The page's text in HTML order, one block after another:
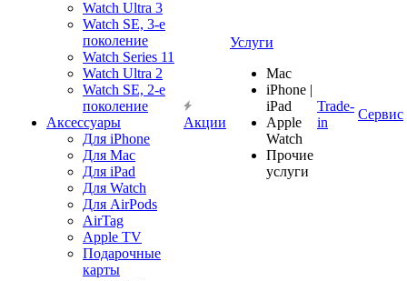
Watch Ultra 3
Watch SE, 3-е
поколение
Watch Series 11
Watch Ultra 2
Watch SE, 2-е
поколение
Аксессуары
Для iPhone
Для Mac
Для iPad
Для Watch
Для AirPods
AirTag
Apple TV
Подарочные
карты
Акции
Услуги
Mac
iPhone |
iPad
Apple
Watch
Прочие
услуги
Trade-
in
Сервис